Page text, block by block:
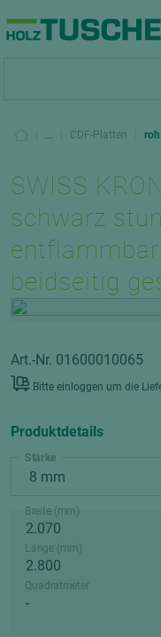
... CDF-Platten roh
SWISS
schwarz
beidseitig
Art.-Nr. 01600010065
Bitte einloggen um die
Produktdetails
Stärke
Breite (mm)
Länge (mm)
Quadratmeter